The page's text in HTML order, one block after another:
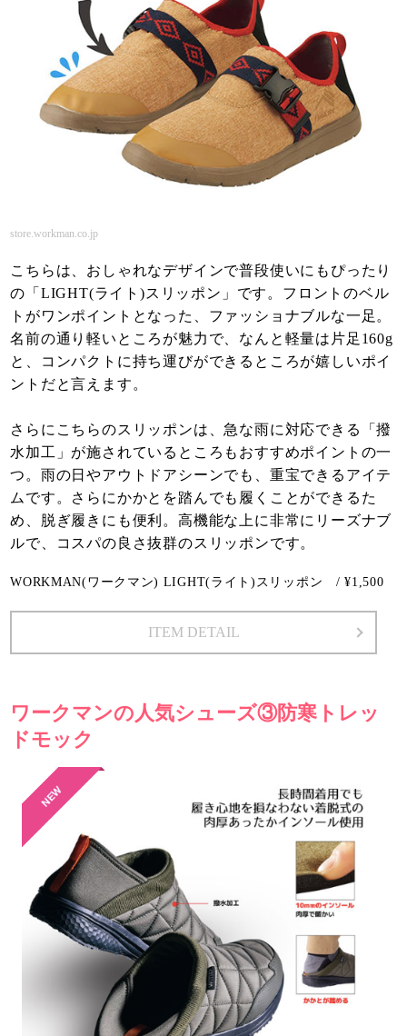
store.workman.co.jp
こちらは、おしゃれなデザインで普段使いにもぴったり
の「LIGHT(ライト)スリッポン」です。フロントのベル
トがワンポイントとなった、ファッショナブルな一足。
名前の通り軽いところが魅力で、なんと軽量は片足160g
と、コンパクトに持ち運びができるところが嬉しいポイ
ントだと言えます。
さらにこちらのスリッポンは、急な雨に対応できる「撥
水加工」が施されているところもおすすめポイントの一
つ。雨の日やアウトドアシーンでも、重宝できるアイテ
ムです。さらにかかとを踏んでも履くことができるた
め、脱ぎ履きにも便利。高機能な上に非常にリーズナブ
ルで、コスパの良さ抜群のスリッポンです。
WORKMAN(ワークマン) LIGHT(ライト)スリッポン / ¥1,500
ITEM DETAIL
ワークマンの人気シューズ③防寒トレッ
ドモック